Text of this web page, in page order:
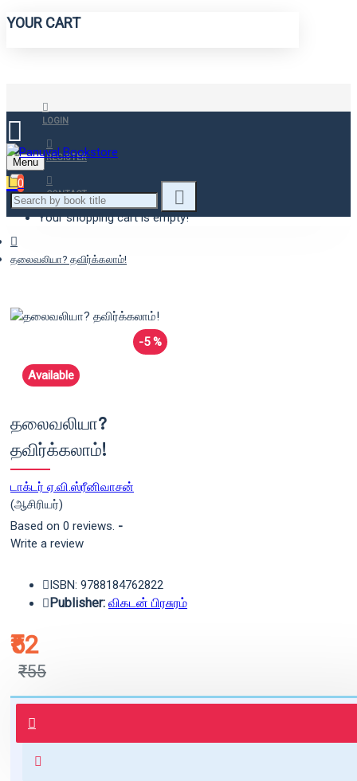
YOUR CART
LOGIN
REGISTER
CONTACT
Menu
0
Your shopping cart is empty!
தலைவலியா? தவிர்க்கலாம்!
-5 %
Available
தலைவலியா?
தவிர்க்கலாம்!
டாக்டர் ஏ.வி.ஸ்ரீனிவாசன்
(ஆசிரியர்)
Based on 0 reviews. -
Write a review
₹52
₹55
ISBN: 9788184762822
Publisher: விகடன் பிரசுரம்
புத்தகம் 3 - 7 நாட்களில் அனுப்பி
வைக்கப்படும்.
for orders above ₹1000 within